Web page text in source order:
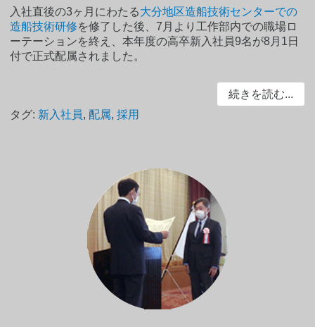
入社直後の3ヶ月にわたる大分地区造船技術センターでの
造船技術研修を修了した後、7月より工作部内での職場ロ
ーテーションを終え、本年度の高卒新入社員9名が8月1日
付で正式配属されました。
続きを読む...
タグ: 新入社員, 配属,採用